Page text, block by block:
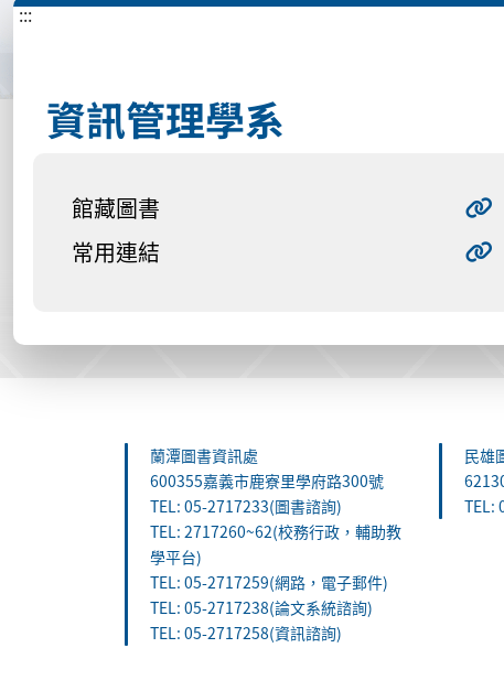
:::
資訊管理學系
館藏圖書
常用連結
蘭潭圖書資訊處
600355嘉義市鹿寮里學府路300號
TEL: 05-2717233(圖書諮詢)
TEL: 2717260~62(校務行政，輔助教
學平台)
TEL: 05-2717259(網路，電子郵件)
TEL: 05-2717238(論文系統諮詢)
TEL: 05-2717258(資訊諮詢)
民雄
TEL: